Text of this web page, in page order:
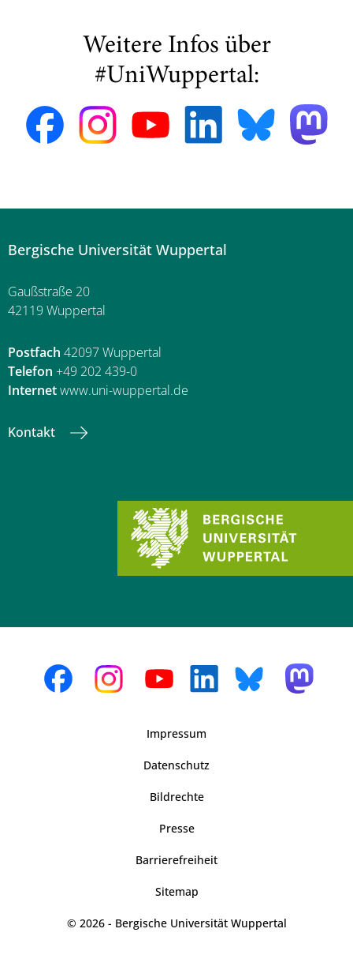
Weitere Infos über
#UniWuppertal:
Bergische Universität Wuppertal
Gaußstraße 20
42119 Wuppertal
Postfach 42097 Wuppertal
Telefon +49 202 439-0
Internetwww.uni-wuppertal.de
Kontakt
Impressum
Datenschutz
Bildrechte
Presse
Barrierefreiheit
Sitemap
© 2026 - Bergische Universität Wuppertal